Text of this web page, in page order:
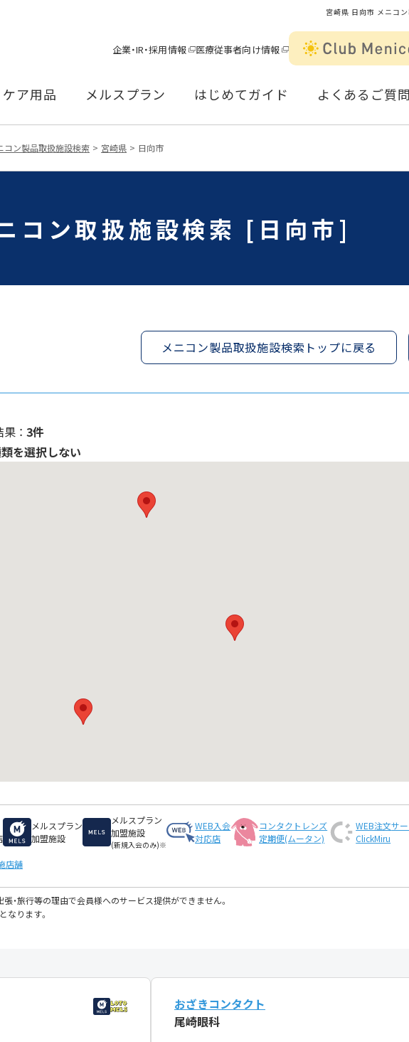
宮崎県 日向市 メニコ
企業・IR・採用情報 医療従事者向け情報
ケア用品 メルスプラン はじめてガイド よくあるご質問
コン製品取扱施設検索 宮崎県 日向市
コン取扱施設検索 [日向市]
メニコン製品取扱施設検索トップに戻る
： 3件
を選択しない
メルスプラン
加盟施設
メルスプラン
加盟施設
(新規入会のみ)※
WEB入会
対応店
コンタクトレンズ
定期便(ムータン)
WEB注文サ
ClickMiru
店舗
張・旅行等の理由で会員様へのサービス提供ができません。
なります。
おざきコンタクト
尾崎眼科